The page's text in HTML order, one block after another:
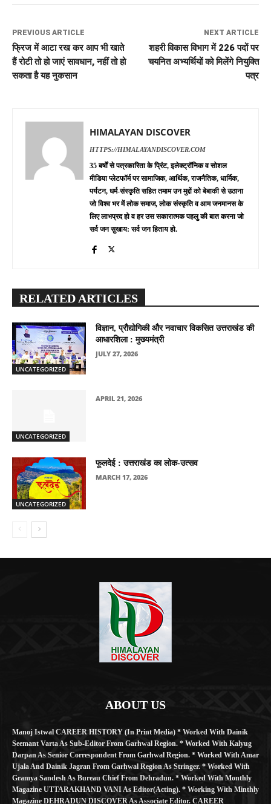
PREVIOUS ARTICLE
फ्रिज में आटा रख कर आप भी खाते
हैं रोटी तो हो जाएं सावधान, नहीं तो हो
सकता है यह नुकसान
NEXT ARTICLE
शहरी विकास विभाग में 226 पदों पर
चयनित अभ्यर्थियों को मिलेंगे नियुक्ति
पत्र
HIMALAYAN DISCOVER
HTTPS://HIMALAYANDISCOVER.COM
35 बर्षों से पत्रकारिता के प्रिंट, इलेक्ट्रॉनिक व सोशल
मीडिया प्लेटफॉर्म पर सामाजिक, आर्थिक, राजनैतिक, धार्मिक,
पर्यटन, धर्म-संस्कृति सहित तमाम उन मुद्दों को बेबाकी से उठाना
जो विश्व भर में लोक समाज, लोक संस्कृति व आम जनमानस के
लिए लाभप्रद हो व हर उस सकारात्मक पहलु की बात करना जो
सर्व जन सुखाय: सर्व जन हिताय हो.
RELATED ARTICLES
UNCATEGORIZED
विज्ञान, प्रौद्योगिकी और नवाचार विकसित उत्तराखंड की
आधारशिला : मुख्यमंत्री
JULY 27, 2026
UNCATEGORIZED
APRIL 21, 2026
UNCATEGORIZED
फूलदेई : उत्तराखंड का लोक-उत्सव
MARCH 17, 2026
ABOUT US
Manoj Istwal CAREER HISTORY (in Print Media) * Worked With Dainik
Seemant Varta As Sub-Editor From Garhwal Region. * Worked With Kalyug
Darpan As Senior Correspondent From Garhwal Region. * Worked With Amar
Ujala And Dainik Jagran From Garhwal Region As Stringer. * Worked With
Gramya Sandesh As Bureau Chief From Dehradun. * Worked With Monthly
Magazine UTTARAKHAND VANI As Editor(Acting). * Working With Minthly
Magazine DEHRADUN DISCOVER As Associate Editor. CAREER